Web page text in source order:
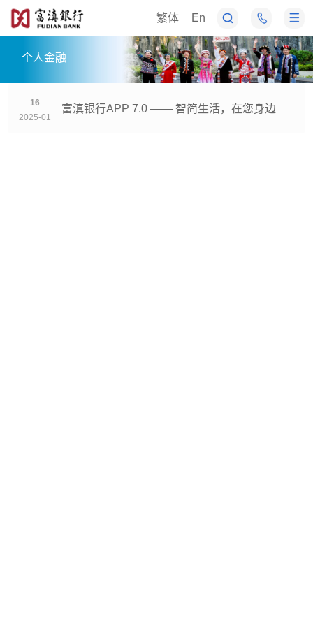
繁体 En
个人金融
16
2025-01
富滇银行APP 7.0 —— 智简生活，在您身边